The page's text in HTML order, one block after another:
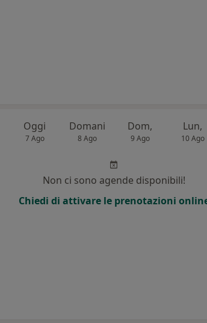
Oggi
7 Ago
Domani
8 Ago
Dom,
9 Ago
Lun,
10 Ago
Non ci sono agende disponibili!
Chiedi di attivare le prenotazioni